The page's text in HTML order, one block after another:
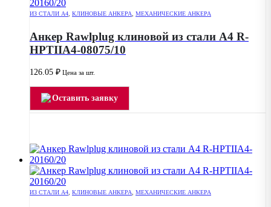
ИЗ СТАЛИ А4, КЛИНОВЫЕ АНКЕРА, МЕХАНИЧЕСКИЕ АНКЕРА
Анкер Rawlplug клиновой из стали А4 R-
HPTIIA4-08075/10
126.05 ₽ Цена за шт.
Оставить заявку
ИЗ СТАЛИ А4 КЛИНОВЫЕ АНКЕРА МЕХАНИЧЕСКИЕ АНКЕРА